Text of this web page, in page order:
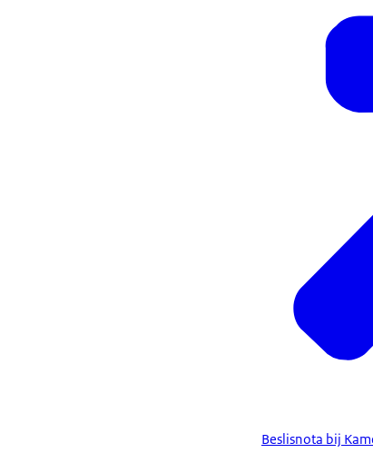
Beslisnota bij